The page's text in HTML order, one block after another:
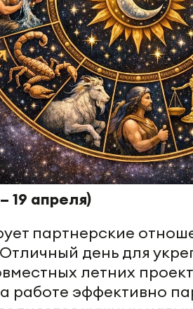
19 апреля)
партнерские
день для
летних
работе эффективно